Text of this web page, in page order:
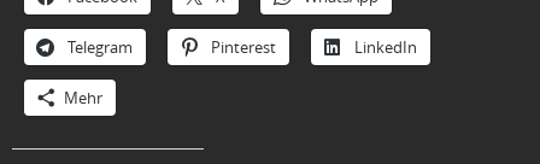
Telegram Pinterest LinkedIn
Mehr